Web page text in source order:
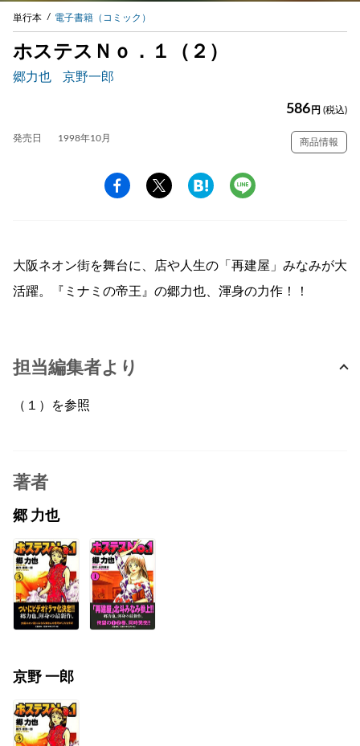
単行本 電子書籍（コミック）
ホステスＮｏ．１（２）
郷力也 京野一郎
586 円 (税込)
発売日 1998年10月 商品情報
大阪ネオン街を舞台に、店や人生の「再建屋」みなみが大
活躍。『ミナミの帝王』の郷力也、渾身の力作！！
担当編集者より
（１）を参照
著者
郷 力也
京野 一郎